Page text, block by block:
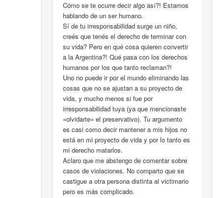
Cómo se te ocurre decir algo así?! Estamos
hablando de un ser humano.
Sí de tu irresponsabilidad surge un niño,
creés que tenés el derecho de terminar con
su vida? Pero en qué cosa quieren convertir
a la Argentina?! Qué pasa con los derechos
humanos por los que tanto reclaman?!
Uno no puede ir por el mundo eliminando las
cosas que no se ajustan a su proyecto de
vida, y mucho menos si fue por
irresponsabilidad tuya (ya que mencionaste
«olvidarte» el preservativo). Tu argumento
es casi como decir mantener a mis hijos no
está en mi proyecto de vida y por lo tanto es
mi derecho matarlos.
Aclaro que me abstengo de comentar sobre
casos de violaciones. No comparto que se
castigue a otra persona distinta al victimario
pero es más complicado.